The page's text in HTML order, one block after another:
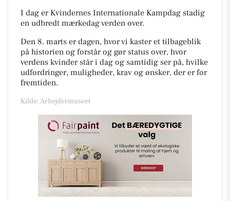
I dag er Kvindernes Internationale Kampdag stadig
en udbredt mærkedag verden over.
Den 8. marts er dagen, hvor vi kaster et tilbageblik
på historien og forstår og gør status over, hvor
verdens kvinder står i dag og samtidig ser på, hvilke
udfordringer, muligheder, krav og ønsker, der er for
fremtiden.
Kilde: Arbejdermuseet